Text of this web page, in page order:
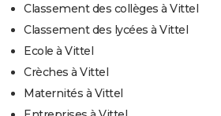
Classement des collèges à Vittel
Classement des lycées à Vittel
Ecole à Vittel
Crèches à Vittel
Maternités à Vittel